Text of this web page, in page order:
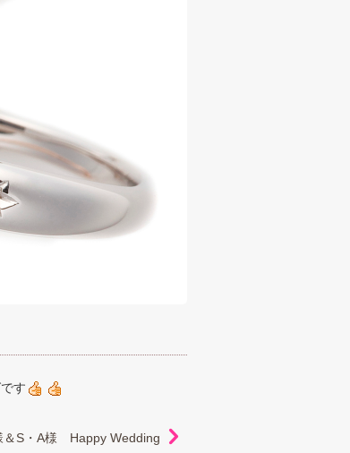
す
＆S・A様 Happy Wedding